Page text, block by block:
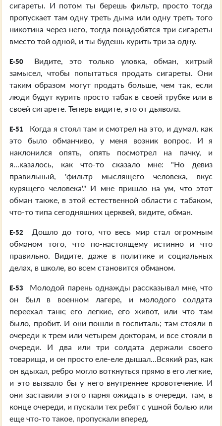
сигареты. И потом ты берешь фильтр, просто тогда
пропускает там одну треть дыма или одну треть того
никотина через него, тогда понадобятся три сигареты
вместо той одной, и ты будешь курить три за одну.
E-50
Видите, это только уловка, обман, хитрый
замысел, чтобы попытаться продать сигареты. Они
таким образом могут продать больше, чем так, если
люди будут курить просто табак в своей трубке или в
своей сигарете. Теперь видите, это от дьявола.
E-51
Когда я стоял там и смотрел на это, и думал, как
это было обманчиво, у меня возник вопрос. И я
наклонился опять, опять посмотрел на пачку, и
я...казалось, как что-то сказало мне: "Но девиз
правильный, 'фильтр мыслящего человека, вкус
курящего человека'." И мне пришло на ум, что этот
обман также, в этой естественной области с табаком,
что-то типа сегодняшних церквей, видите, обман.
E-52
Дошло до того, что весь мир стал огромным
обманом того, что по-настоящему истинно и что
правильно. Видите, даже в политике и социальных
делах, в школе, во всем становится обманом.
E-53
Молодой парень однажды рассказывал мне, что
он был в военном лагере, и молодого солдата
переехал танк; его легкие, его живот, или что там
было, пробит. И они пошли в госпиталь; там стояли в
очереди к трем или четырем докторам, и все стояли в
очереди. И два или три солдата держали своего
товарища, и он просто еле-еле дышал...Всякий раз, как
он вдыхал, ребро могло воткнуться прямо в его легкие,
и это вызвало бы у него внутреннее кровотечение. И
они заставили этого парня ожидать в очереди, там, в
конце очереди, и пускали тех ребят с ушной болью или
еще что-то такое, пропускали вперед.